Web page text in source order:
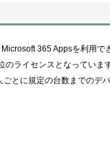
Microsoft 365 Appsを利用で
のライセンスとなっていま
ごとに規定の台数までのデ